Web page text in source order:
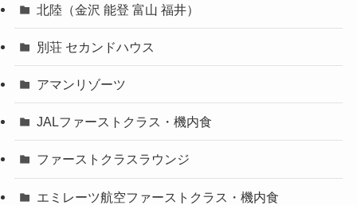
北陸（金沢 能登 富山 福井）
別荘 セカンドハウス
アマンリゾーツ
JALファーストクラス・機内食
ファーストクラスラウンジ
エミレーツ航空ファーストクラス・機内食